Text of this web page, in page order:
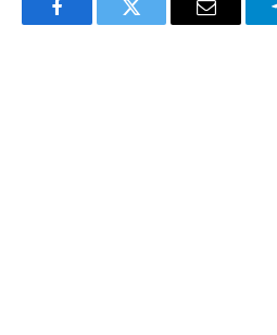
FacebookTwitter Email